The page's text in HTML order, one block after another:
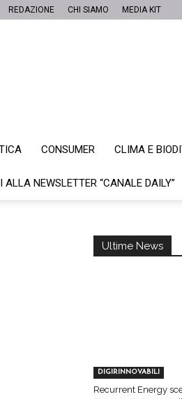
REDAZIONE CHI SIAMO MEDIA KIT
CONSUMER CLIMA E
ALLA NEWSLETTER “CANALE DAILY”
Ultime News
DIGIRINNOVABILI
Recurrent Energy